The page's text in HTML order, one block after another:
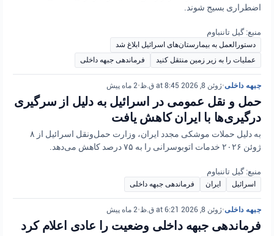
اضطراری بسیج شوند.
منبع: گیل تاننباوم
دستورالعمل به بیمارستان‌های اسرائیل ابلاغ شد
عملیات را به زیر زمین منتقل کنید
فرماندهی جبهه داخلی
جبهه داخلی•ژوئن 8, 2026 at 8:45 ق.ظ •2 ماه پیش
حمل و نقل عمومی در اسرائیل به دلیل از سرگیری
درگیری‌ها با ایران کاهش یافت
به دلیل حملات موشکی مجدد ایران، وزارت حمل‌ونقل اسرائیل از ۸
ژوئن ۲۰۲۶ خدمات اتوبوسرانی را به ۷۵ درصد کاهش می‌دهد.
منبع: گیل تاننباوم
اسرائیل ایران فرماندهی جبهه داخلی
جبهه داخلی•ژوئن 8, 2026 at 6:21 ق.ظ •2 ماه پیش
فرماندهی جبهه داخلی وضعیت را عادی اعلام کرد